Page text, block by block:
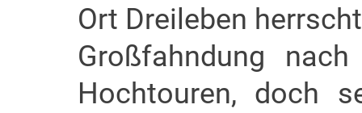
Ort Dreileben
Großfahndung
Hochtouren, doch